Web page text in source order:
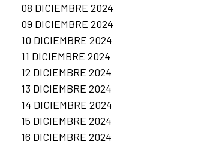
08 DICIEMBRE 2024
09 DICIEMBRE 2024
10 DICIEMBRE 2024
11 DICIEMBRE 2024
12 DICIEMBRE 2024
13 DICIEMBRE 2024
14 DICIEMBRE 2024
15 DICIEMBRE 2024
16 DICIEMBRE 2024